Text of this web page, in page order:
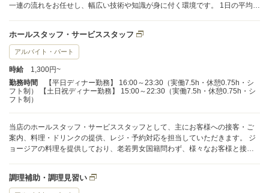
一連の流れをお任せし、幅広い技術や知識が身に付く環境です。 1日の平均提
める体制となっており、初めての方でも徐々に慣れていただけます。 入社後
はマニュアルを用いたOJT(現場指導)を中心に、先輩スタッフが丁寧にサポー
ト致します。 分からない事や不安な点があれば、都度その場でしっかりフォ
ロー致しますので、安心して業務に取り組んでいただけます。
ホールスタッフ・サービススタッフ
アルバイト・パート
時給
1,300円~
勤務時間
【平日ディナー勤務】 16:00～23:30（実働7.5h・休憩0.75h・シ
フト制） 【土日祝ディナー勤務】 15:00～22:30（実働7.5h・休憩0.75h・シ
フト制）
当店のホールスタッフ・サービススタッフとして、主にお客様への接客・ご
案内、料理・ドリンクの提供、レジ・予約対応を担当していただきます。 ジ
ョージアの料理を提供しており、老若男女国籍問わず、様々なお客様と接す
のない範囲でお客様一人ひとりに丁寧なサービスを提供できます。 ピークタ
調理補助・調理見習い